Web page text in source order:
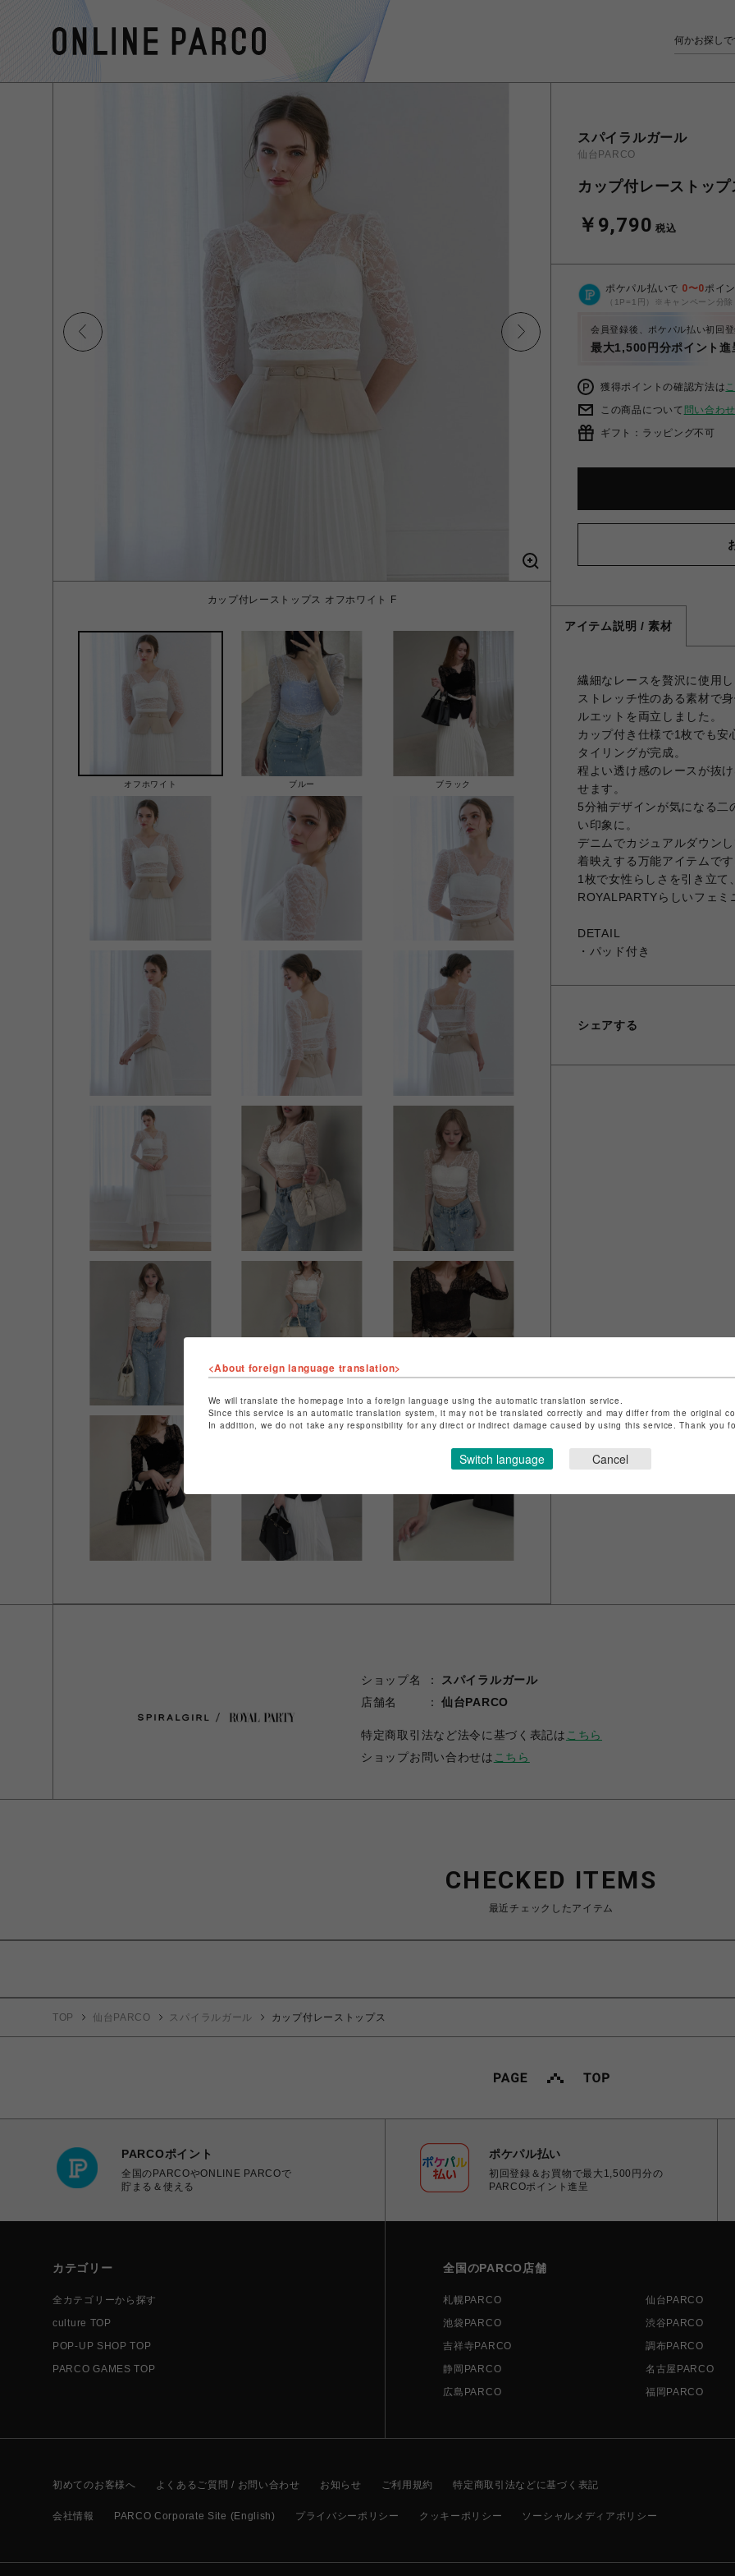
カップ付レーストップス オフホワイト F
オフホワイト ブルー ブラック
スパイラルガール
仙台PARCO
カップ付レーストップ
￥9,790 税込
ポケパル払いで 0〜0ポイ
（1P=1円）※キャンペーン分除
会員登録後、ポケパル払い初回
最大1,500円分ポイント進
獲得ポイントの確認方法は
この商品について 問い合わ
ギフト：ラッピング不可
アイテム説明 / 素材
繊細なレースを贅沢に使用
ストレッチ性のある素材で
ルエットを両立しました。
カップ付き仕様で1枚でも安
タイリングが完成。
程よい透け感のレースが抜
せます。
5分袖デザインが気になる二
い印象に。
デニムでカジュアルダウン
着映えする万能アイテムです
1枚で女性らしさを引き立て
ROYALPARTYらしいフェミ
DETAIL
・パッド付き
シェアする
ショップ名
スパイラルガール
店舗名
仙台PARCO
特定商取引法など法令に基づく表記は こちら
ショップお問い合わせは こちら
CHECKED ITEMS
最近チェックしたアイテム
TOP 仙台PARCO スパイラルガール カップ付レーストップス
PARCOポイント
全国のPARCOやONLINE PARCOで
貯まる＆使える
ポケパル払い
初回登録＆お買物で最大1,500円分の
PARCOポイント進呈
カテゴリー
全カテゴリーから探す
culture TOP
POP-UP SHOP TOP
PARCO GAMES TOP
全国のPARCO店舗
札幌PARCO 仙台PARCO
池袋PARCO
渋谷PARCO
吉祥寺PARCO
調布PARCO
静岡PARCO
名古屋PARCO
広島PARCO
福岡PARCO
初めてのお客様へ よくあるご質問 / お問い合わせ お知らせ ご利用規約 特定商取引法などに基づく表記
会社情報 PARCO Corporate Site (English) プライバシーポリシー クッキーポリシー ソーシャルメディアポリシー
<About foreign language translation>
We will translate the homepage into a foreign language using the automatic translation service.
Since this service is an automatic translation system, it may not be translated correctly and may differ from the original
In addition, we do not take any responsibility for any direct or indirect damage caused by using this service. Thank you
Switch language Cancel